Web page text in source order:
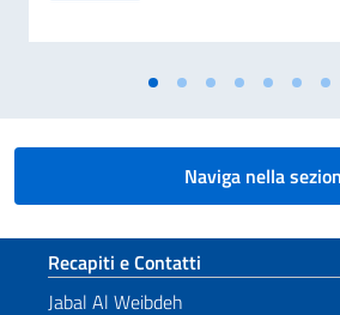
Naviga nella
Sezione footer
Recapiti e Contatti
Jabal Al Weibdeh